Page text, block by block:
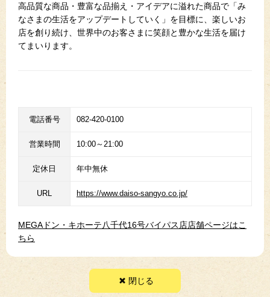
高品質な商品・豊富な品揃え・アイデアに溢れた商品で「み
なさまの生活をアップデートしていく」を目標に、楽しいお
店を創り続け、世界中のお客さまに笑顔と豊かな生活を届け
てまいります。
電話番号 082-420-0100
営業時間 10:00～21:00
定休日 年中無休
URL https://www.daiso-sangyo.co.jp/
MEGAドン・キホーテ八千代16号バイパス店店舗ページはこ
ちら
閉じる